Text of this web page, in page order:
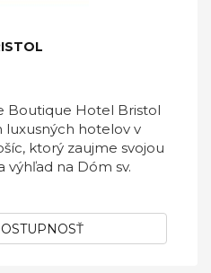
Boutique Hotel Bristol
luxusných hotelov v
ktorý zaujme svojou
na Dóm sv.